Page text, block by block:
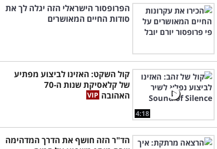
הפרופסור הישראלי הזה יגלה לך את
סודות החיים המאושרים
4:18
קול השקט: האזינו לביצוע מפתיע
של קלאסיקת שנות ה-70
האהובה
הד"ר הזה חושף את הדרך המדהימה